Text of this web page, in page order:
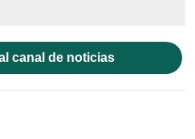
canal de noticias